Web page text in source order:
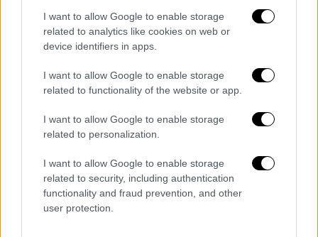
I want to allow Google to enable storage
related to analytics like cookies on web or
device identifiers in apps.
I want to allow Google to enable storage
related to functionality of the website or app.
I want to allow Google to enable storage
related to personalization.
I want to allow Google to enable storage
related to security, including authentication
functionality and fraud prevention, and other
user protection.
αμερικανικό ναυτικόπρόκειται να
παρέχειστα εμπορικά πλοία πληροφορίες
για τις ασφαλέστερες θαλάσσιες λωρίδες,
ιδίως για διαδρομές που δεν έχουν
ναρκοθετηθεί από τον ιρανικό στρατό.
Η απάντηση του Ιράν
προειδοποίησε σήμερα ότι η Τεχεράνη θα
θεωρούσε οποιαδήποτε«αμερικανική
ανάμιξη»στο στενό του Χορμούζ